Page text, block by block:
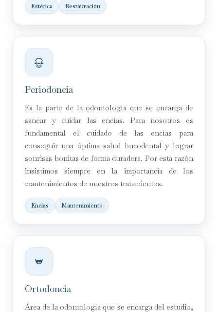
Estética Restauración
Periodoncia
Es la parte de la odontología que se encarga de
sanear y cuidar las encías. Para nosotros es
fundamental el cuidado de las encías para
conseguir una óptima salud bucodental y lograr
sonrisas bonitas de forma duradera. Por esta razón
insistimos siempre en la importancia de los
mantenimientos de nuestros tratamientos.
Encías Mantenimiento
Ortodoncia
Área de la odontología que se encarga del estudio,